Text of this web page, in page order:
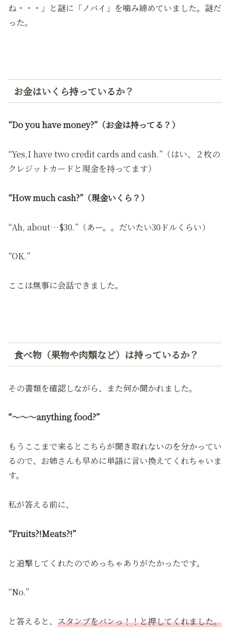
ね・・・」と謎に「ノバイ」を噛み締めていました。謎だ
った。
お金はいくら持っているか？
“Do you have money?”（お金は持ってる？）
“Yes,I have two credit cards and cash.”（はい、２枚の
クレジットカードと現金を持ってます）
“How much cash?”（現金いくら？）
“Ah, about…$30.”（あー。。だいたい30ドルくらい）
“OK.”
ここは無事に会話できました。
食べ物（果物や肉類など）は持っているか？
その書類を確認しながら、また何か聞かれました。
“〜〜〜anything food?”
もうここまで来るとこちらが聞き取れないのを分かってい
るので、お姉さんも早めに単語に言い換えてくれちゃいま
す。
私が答える前に、
“Fruits?!Meats?!”
と追撃してくれたのでめっちゃありがたかったです。
“No.”
と答えると、 スタンプをバンっ！！と押してくれました。